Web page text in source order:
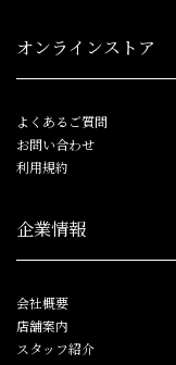
オンラインストア
よくあるご質問
お問い合わせ
利用規約
企業情報
会社概要
店舗案内
スタッフ紹介